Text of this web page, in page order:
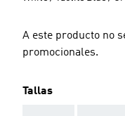
A este producto no
promocionales.
Tallas